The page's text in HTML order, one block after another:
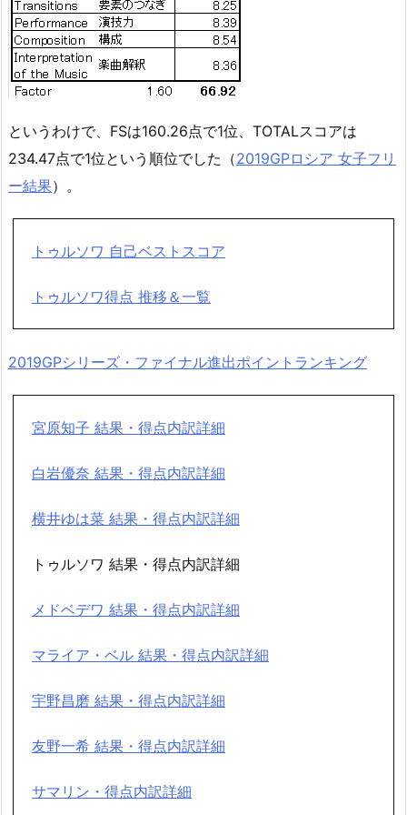
というわけで、FSは160.26点で1位、TOTALスコアは
234.47点で1位という順位でした（2019GPロシア 女子フリ
ー結果）。
トゥルソワ 自己ベストスコア
トゥルソワ得点 推移＆一覧
2019GPシリーズ・ファイナル進出ポイントランキング
宮原知子 結果・得点内訳詳細
白岩優奈 結果・得点内訳詳細
横井ゆは菜 結果・得点内訳詳細
トゥルソワ 結果・得点内訳詳細
メドベデワ 結果・得点内訳詳細
マライア・ベル 結果・得点内訳詳細
宇野昌磨 結果・得点内訳詳細
友野一希 結果・得点内訳詳細
サマリン・得点内訳詳細